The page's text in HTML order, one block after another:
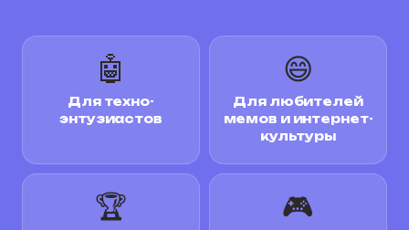
🤖
Для техно-
энтузиастов
😄
Для любителей
мемов и интернет-
культуры
🏆 🎮